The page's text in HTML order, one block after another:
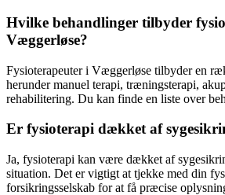
Hvilke behandlinger tilbyder
Væggerløse?
Fysioterapeuter i Væggerløse tilbyder en
herunder manuel terapi, træningsterapi,
rehabilitering. Du kan finde en liste over
Er fysioterapi dækket af
Ja, fysioterapi kan være dækket af
situation. Det er vigtigt at tjekke med din
forsikringsselskab for at få præcise